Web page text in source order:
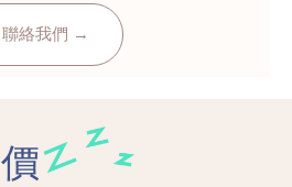
聯絡我們 →